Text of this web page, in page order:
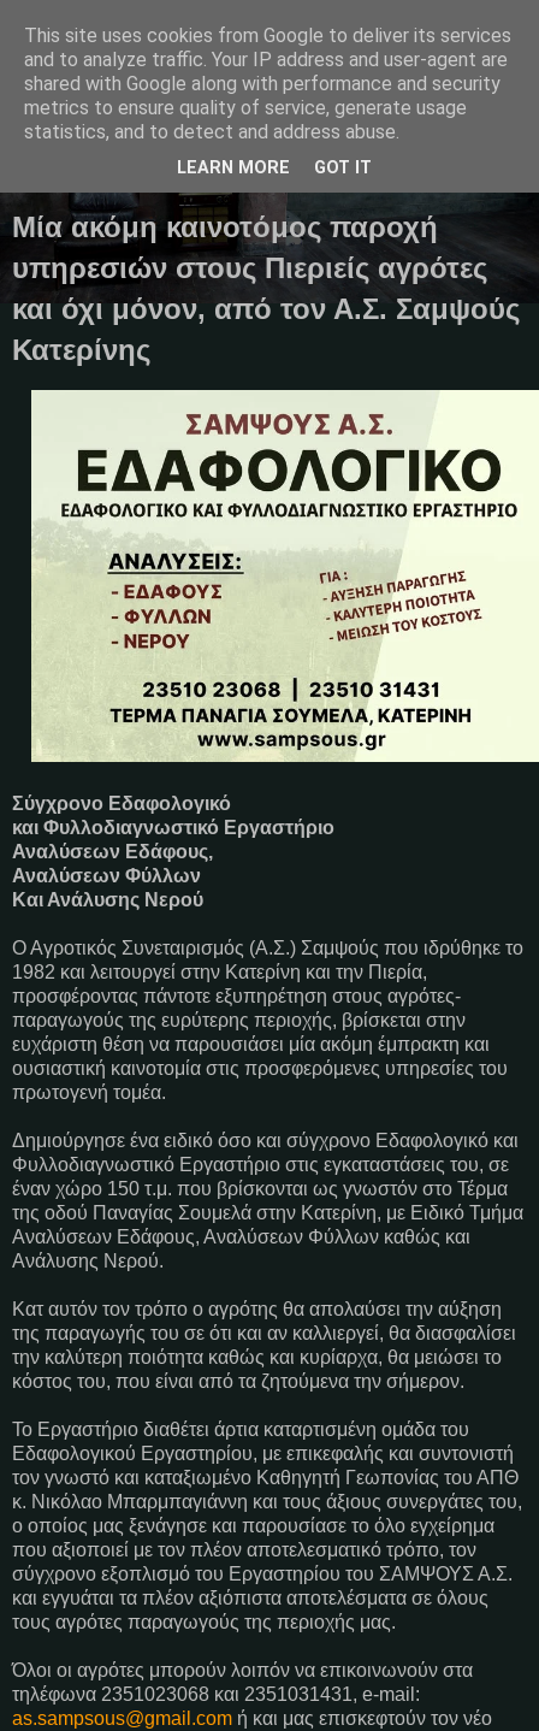
Μαγκαζίνο,ειδήσεις,απόψεις...
Μία ακόμη καινοτόμος παροχή
υπηρεσιών στους Πιεριείς αγρότες
και όχι μόνον, από τον Α.Σ. Σαμψούς
Κατερίνης
Σύγχρονο Εδαφολογικό
και Φυλλοδιαγνωστικό Εργαστήριο
Αναλύσεων Εδάφους,
Αναλύσεων Φύλλων
Και Ανάλυσης Νερού
Ο Αγροτικός Συνεταιρισμός (Α.Σ.) Σαμψούς που ιδρύθηκε το
1982 και λειτουργεί στην Κατερίνη και την Πιερία,
προσφέροντας πάντοτε εξυπηρέτηση στους αγρότες-
παραγωγούς της ευρύτερης περιοχής, βρίσκεται στην
ευχάριστη θέση να παρουσιάσει μία ακόμη έμπρακτη και
ουσιαστική καινοτομία στις προσφερόμενες υπηρεσίες του
πρωτογενή τομέα.
Δημιούργησε ένα ειδικό όσο και σύγχρονο Εδαφολογικό και
Φυλλοδιαγνωστικό Εργαστήριο στις εγκαταστάσεις του, σε
έναν χώρο 150 τ.μ. που βρίσκονται ως γνωστόν στο Τέρμα
της οδού Παναγίας Σουμελά στην Κατερίνη, με Ειδικό Τμήμα
Αναλύσεων Εδάφους, Αναλύσεων Φύλλων καθώς και
Ανάλυσης Νερού.
Κατ αυτόν τον τρόπο ο αγρότης θα απολαύσει την αύξηση
της παραγωγής του σε ότι και αν καλλιεργεί, θα διασφαλίσει
την καλύτερη ποιότητα καθώς και κυρίαρχα, θα μειώσει το
κόστος του, που είναι από τα ζητούμενα την σήμερον.
Το Εργαστήριο διαθέτει άρτια καταρτισμένη ομάδα του
Εδαφολογικού Εργαστηρίου, με επικεφαλής και συντονιστή
τον γνωστό και καταξιωμένο Καθηγητή Γεωπονίας του ΑΠΘ
κ. Νικόλαο Μπαρμπαγιάννη και τους άξιους συνεργάτες του,
ο οποίος μας ξενάγησε και παρουσίασε το όλο εγχείρημα
που αξιοποιεί με τον πλέον αποτελεσματικό τρόπο, τον
σύγχρονο εξοπλισμό του Εργαστηρίου του ΣΑΜΨΟΥΣ Α.Σ.
και εγγυάται τα πλέον αξιόπιστα αποτελέσματα σε όλους
τους αγρότες παραγωγούς της περιοχής μας.
Όλοι οι αγρότες μπορούν λοιπόν να επικοινωνούν στα
τηλέφωνα 2351023068 και 2351031431, e-mail:
as.sampsous@gmail.com ή και μας επισκεφτούν τον νέο
This site uses cookies from Google to deliver its services
and to analyze traffic. Your IP address and user-agent are
shared with Google along with performance and security
metrics to ensure quality of service, generate usage
statistics, and to detect and address abuse.
LEARN MORE GOT IT